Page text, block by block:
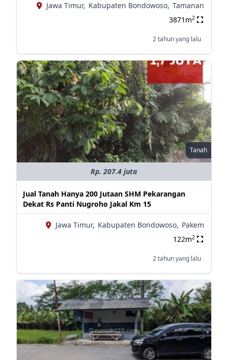
Jawa Timur, Kabupaten Bondowoso, Tamanan
3871m2
2 tahun yang lalu
Tanah
Rp. 207.4 juta
Jual Tanah Hanya 200 Jutaan SHM Pekarangan
Dekat Rs Panti Nugroho Jakal Km 15
Jawa Timur, Kabupaten Bondowoso, Pakem
122m2
2 tahun yang lalu